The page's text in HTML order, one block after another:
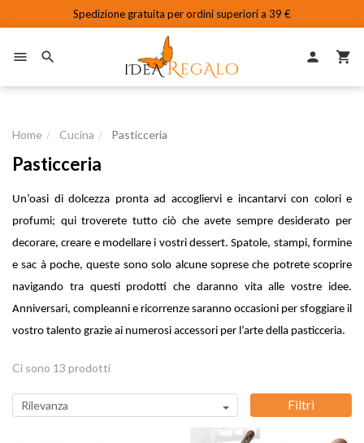
Spedizione gratuita per ordini superiori a 39 €
 
person

Home Cucina Pasticceria
Pasticceria
Un’oasi di dolcezza pronta ad accogliervi e incantarvi con colori e
profumi; qui troverete tutto ciò che avete sempre desiderato per
decorare, creare e modellare i vostri dessert. Spatole, stampi, formine
e sac à poche, queste sono solo alcune soprese che potrete scoprire
navigando tra questi prodotti che daranno vita alle vostre idee.
Anniversari, compleanni e ricorrenze saranno occasioni per sfoggiare il
vostro talento grazie ai numerosi accessori per l’arte della pasticceria.
Ci sono 13 prodotti
Rilevanza Filtri